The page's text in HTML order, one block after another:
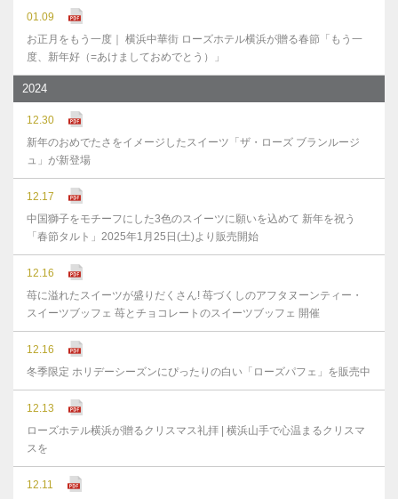
01.09
お正月をもう一度｜ 横浜中華街 ローズホテル横浜が贈る春節「もう一
度、新年好（=あけましておめでとう）」
2024
12.30
新年のおめでたさをイメージしたスイーツ「ザ・ローズ ブランルージ
ュ」が新登場
12.17
中国獅子をモチーフにした3色のスイーツに願いを込めて 新年を祝う
「春節タルト」2025年1月25日(土)より販売開始
12.16
苺に溢れたスイーツが盛りだくさん! 苺づくしのアフタヌーンティー・
スイーツブッフェ 苺とチョコレートのスイーツブッフェ 開催
12.16
冬季限定 ホリデーシーズンにぴったりの白い「ローズパフェ」を販売中
12.13
ローズホテル横浜が贈るクリスマス礼拝 | 横浜山手で心温まるクリスマ
スを
12.11